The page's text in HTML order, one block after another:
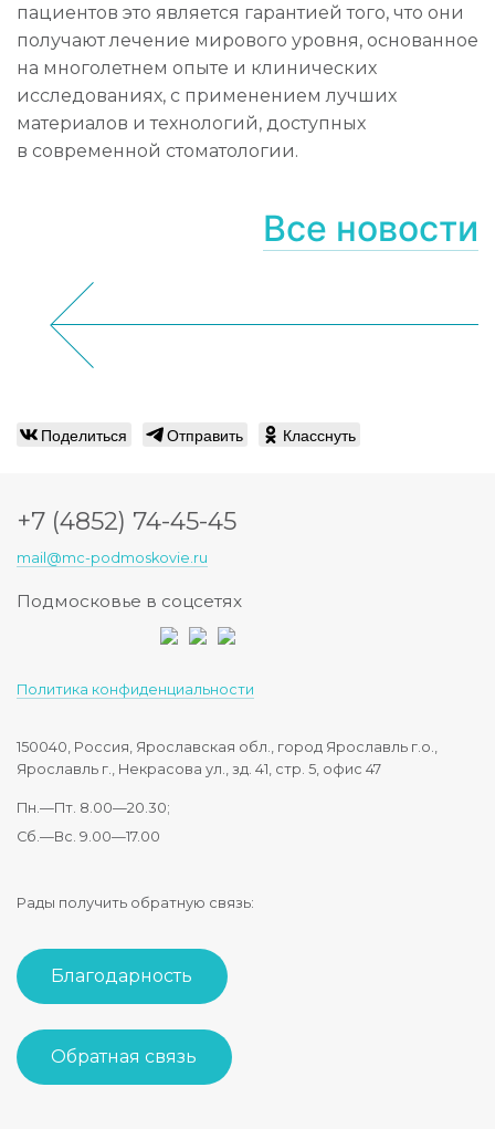
пациентов это является гарантией того, что они
получают лечение мирового уровня, основанное
на многолетнем опыте и клинических
исследованиях, с применением лучших
материалов и технологий, доступных
в современной стоматологии.
Все новости
Поделиться Отправить Класснуть
+7 (4852) 74-45-45
mail@mc-podmoskovie.ru
Подмосковье в соцсетях
Политика конфиденциальности
150040, Россия, Ярославская обл., город Ярославль г.о.,
Ярославль г., Некрасова ул., зд. 41, стр. 5, офис 47
Пн.—Пт. 8.00—20.30;
Сб.—Вс. 9.00—17.00
Рады получить обратную связь:
Благодарность
Обратная связь